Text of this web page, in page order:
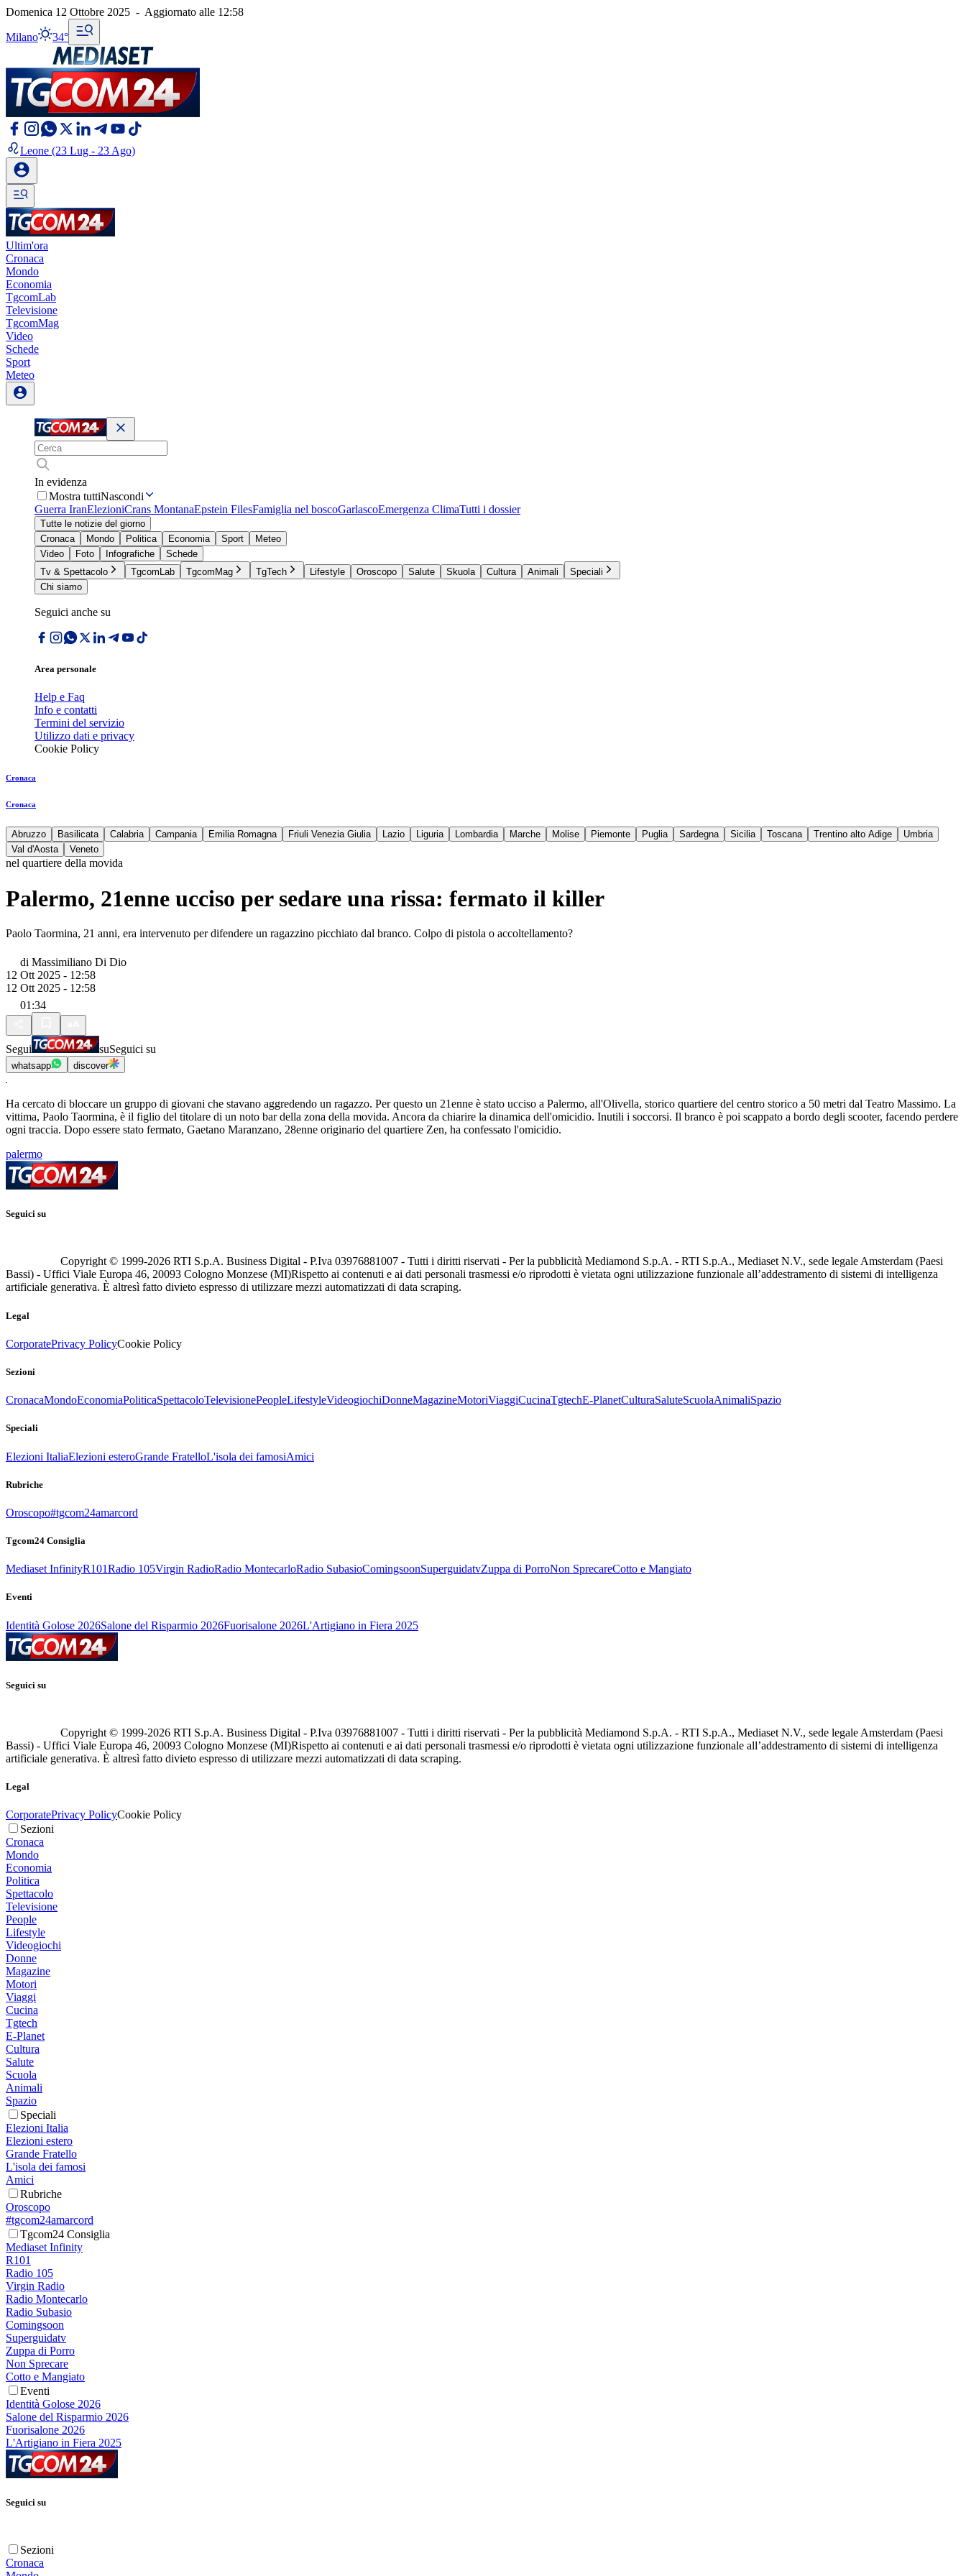
Domenica 12 Ottobre 2025 - Aggiornato alle 12:58
Milano 34°
Leone (23 Lug - 23 Ago)
Ultim'ora
Cronaca
Mondo
Economia
TgcomLab
Televisione
TgcomMag
Video
Schede
Sport
Meteo
In evidenza
Mostra tuttiNascondi
Guerra IranElezioniCrans MontanaEpstein FilesFamiglia nel boscoGarlascoEmergenza ClimaTutti i dossier
Tutte le notizie del giorno
Cronaca
Mondo Politica Economia Sport
Meteo
Video
Foto Infografiche
Schede
Tv & Spettacolo
TgcomLab TgcomMag TgTech Lifestyle Oroscopo Salute Skuola Cultura Animali
Speciali
Chi siamo
Seguici anche su
Area personale
Help e Faq
Info e contatti
Termini del servizio
Utilizzo dati e privacy
Cookie Policy
Cronaca
Cronaca
Abruzzo Basilicata Calabria Campania Emilia Romagna Friuli Venezia Giulia Lazio Liguria Lombardia Marche Molise Piemonte Puglia Sardegna Sicilia Toscana Trentino alto Adige
Umbria
Val d'Aosta
Veneto
nel quartiere della movida
Palermo, 21enne ucciso per sedare una rissa: fermato il killer
Paolo Taormina, 21 anni, era intervenuto per difendere un ragazzino picchiato dal branco. Colpo di pistola o accoltellamento?
di Massimiliano Di Dio
12 Ott 2025 - 12:58
12 Ott 2025 - 12:58
01:34
Segui suSeguici su
whatsapp discover
Ha cercato di bloccare un gruppo di giovani che stavano aggredendo un ragazzo. Per questo un 21enne è stato ucciso a Palermo, all'Olivella, storico quartiere del centro storico a 50 metri dal Teatro Massimo. La
vittima, Paolo Taormina, è il figlio del titolare di un noto bar della zona della movida. Ancora da chiarire la dinamica dell'omicidio. Inutili i soccorsi. Il branco è poi scappato a bordo degli scooter, facendo perdere
ogni traccia. Dopo essere stato fermato, Gaetano Maranzano, 28enne originario del quartiere Zen, ha confessato l'omicidio.
palermo
Seguici su
Copyright © 1999-2026 RTI S.p.A. Business Digital - P.Iva 03976881007 - Tutti i diritti riservati - Per la pubblicità Mediamond S.p.A. - RTI S.p.A., Mediaset N.V., sede legale Amsterdam (Paesi
Bassi) - Uffici Viale Europa 46, 20093 Cologno Monzese (MI)Rispetto ai contenuti e ai dati personali trasmessi e/o riprodotti è vietata ogni utilizzazione funzionale all’addestramento di sistemi di intelligenza
artificiale generativa. È altresì fatto divieto espresso di utilizzare mezzi automatizzati di data scraping.
Legal
CorporatePrivacy PolicyCookie Policy
Sezioni
CronacaMondoEconomiaPoliticaSpettacoloTelevisionePeopleLifestyleVideogiochiDonneMagazineMotoriViaggiCucinaTgtechE-PlanetCulturaSaluteScuolaAnimaliSpazio
Speciali
Elezioni ItaliaElezioni esteroGrande FratelloL'isola dei famosiAmici
Rubriche
Oroscopo#tgcom24amarcord
Tgcom24 Consiglia
Mediaset InfinityR101Radio 105Virgin RadioRadio MontecarloRadio SubasioComingsoonSuperguidatvZuppa di PorroNon SprecareCotto e Mangiato
Eventi
Identità Golose 2026Salone del Risparmio 2026Fuorisalone 2026L'Artigiano in Fiera 2025
Seguici su
Copyright © 1999-2026 RTI S.p.A. Business Digital - P.Iva 03976881007 - Tutti i diritti riservati - Per la pubblicità Mediamond S.p.A. - RTI S.p.A., Mediaset N.V., sede legale Amsterdam (Paesi
Bassi) - Uffici Viale Europa 46, 20093 Cologno Monzese (MI)Rispetto ai contenuti e ai dati personali trasmessi e/o riprodotti è vietata ogni utilizzazione funzionale all’addestramento di sistemi di intelligenza
artificiale generativa. È altresì fatto divieto espresso di utilizzare mezzi automatizzati di data scraping.
Legal
CorporatePrivacy PolicyCookie Policy
Sezioni
Cronaca
Mondo
Economia
Politica
Spettacolo
Televisione
People
Lifestyle
Videogiochi
Donne
Magazine
Motori
Viaggi
Cucina
Tgtech
E-Planet
Cultura
Salute
Scuola
Animali
Spazio
Speciali
Elezioni Italia
Elezioni estero
Grande Fratello
L'isola dei famosi
Amici
Rubriche
Oroscopo
#tgcom24amarcord
Tgcom24 Consiglia
Mediaset Infinity
R101
Radio 105
Virgin Radio
Radio Montecarlo
Radio Subasio
Comingsoon
Superguidatv
Zuppa di Porro
Non Sprecare
Cotto e Mangiato
Eventi
Identità Golose 2026
Salone del Risparmio 2026
Fuorisalone 2026
L'Artigiano in Fiera 2025
Seguici su
Sezioni
Cronaca